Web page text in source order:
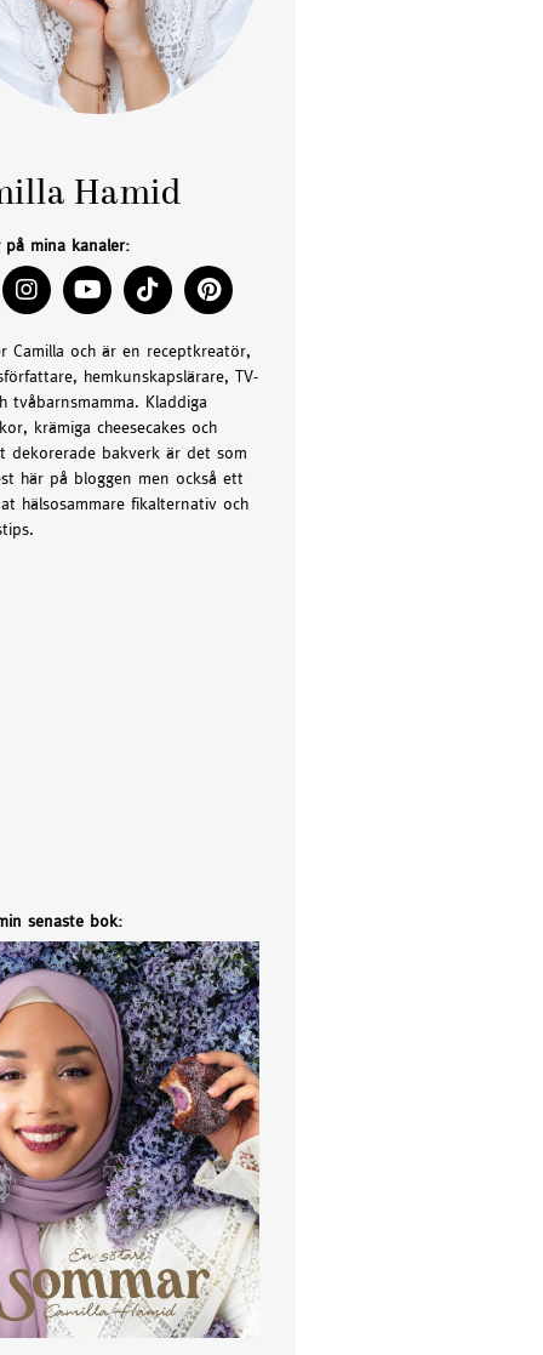
Hamid
på mina kanaler:
Camilla och är en receptkreatör,
hemkunskapslärare, TV-
tvåbarnsmamma. Kladdiga
krämiga cheesecakes och
dekorerade bakverk är det som
här på bloggen men också ett
hälsosammare fikalternativ och
senaste bok: